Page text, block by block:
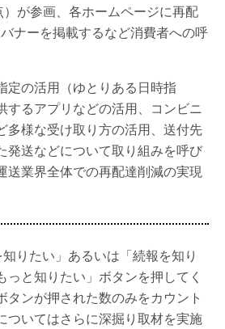
が参画、各ホームページに再配
ナーを掲載するなど消費者への呼
定の活用（ゆとりある日時指
するアプリなどの活用、コンビニ
多様な受け取り方の活用、送付先
発送などについて取り組みを呼び
送業界全体での再配達削減の実現
りたい」あるいは「続報を知り
っと知りたい」ボタンを押してく
タンが押された数のみをカウント
ついてはさらに深掘り取材を実施